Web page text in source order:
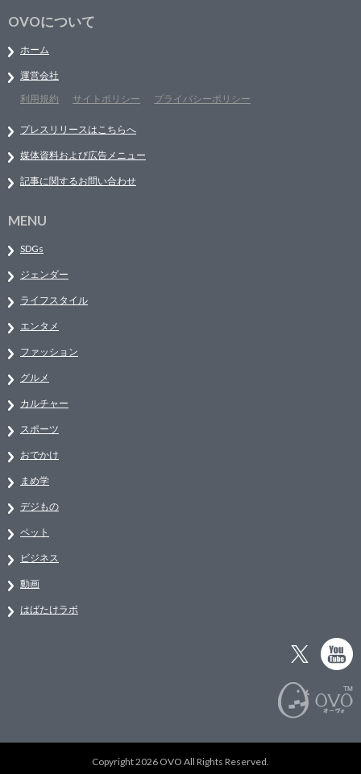
OVOについて
ホーム
運営会社
利用規約
サイトポリシー プライバシーポリシー
プレスリリースはこちらへ
媒体資料および広告メニュー
記事に関するお問い合わせ
MENU
SDGs
ジェンダー
ライフスタイル
エンタメ
ファッション
グルメ
カルチャー
スポーツ
おでかけ
まめ学
デジもの
ペット
ビジネス
動画
はばたけラボ
Copyright 2026 OVO All Rights Reserved.